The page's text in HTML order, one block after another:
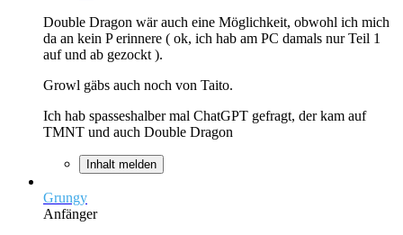
Double Dragon wär auch eine Möglichkeit, obwohl ich mich
da an kein P erinnere ( ok, ich hab am PC damals nur Teil 1
auf und ab gezockt ).
Growl gäbs auch noch von Taito.
Ich hab spasseshalber mal ChatGPT gefragt, der kam auf
TMNT und auch Double Dragon
Inhalt melden
Grungy
Anfänger